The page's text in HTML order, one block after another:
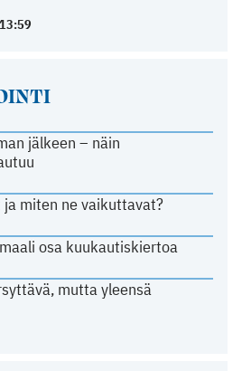
jälkeen – näin
miten ne vaikuttavat?
osa kuukautiskiertoa
mutta yleensä